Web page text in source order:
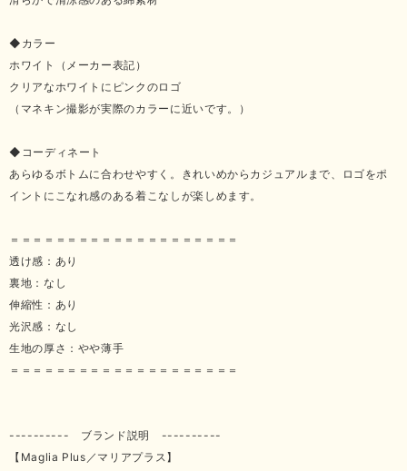
◆カラー
ホワイト（メーカー表記）
クリアなホワイトにピンクのロゴ
（マネキン撮影が実際のカラーに近いです。）
◆コーディネート
あらゆるボトムに合わせやすく。きれいめからカジュアルまで、ロゴをポ
イントにこなれ感のある着こなしが楽しめます。
＝＝＝＝＝＝＝＝＝＝＝＝＝＝＝＝＝＝＝＝
透け感：あり
裏地：なし
伸縮性：あり
光沢感：なし
生地の厚さ：やや薄手
＝＝＝＝＝＝＝＝＝＝＝＝＝＝＝＝＝＝＝＝
---------- ブランド説明 ----------
【Maglia Plus／マリアプラス】